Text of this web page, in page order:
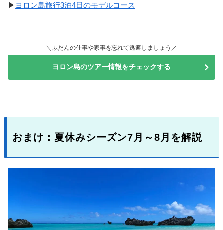
▶ ヨロン島旅行3泊4日のモデルコース
＼ふだんの仕事や家事を忘れて逃避しましょう／
ヨロン島のツアー情報をチェックする
おまけ：夏休みシーズン7月～8月を解説